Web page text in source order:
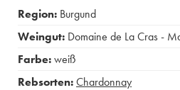
Region: Burgund
Weingut: Domaine de La Cras -
Farbe:weiß
Rebsorten:Chardonnay